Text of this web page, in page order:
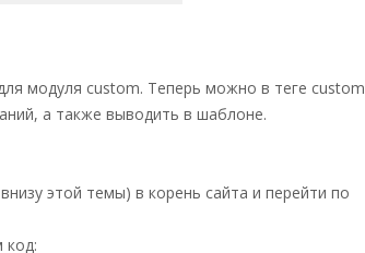
модуля custom. Теперь можно в теге custom
а также выводить в шаблоне.
этой темы) в корень сайта и перейти по
код: